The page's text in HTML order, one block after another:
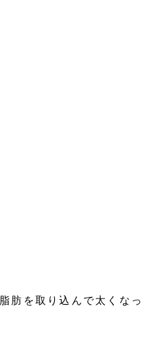
肪を取り込んで太くなっ